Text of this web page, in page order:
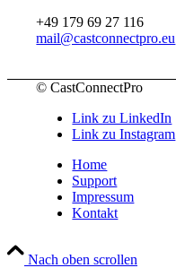
+49 179 69 27 116
mail@castconnectpro.eu
© CastConnectPro
Link zu LinkedIn
Link zu Instagram
Home
Support
Impressum
Kontakt
Nach oben scrollen